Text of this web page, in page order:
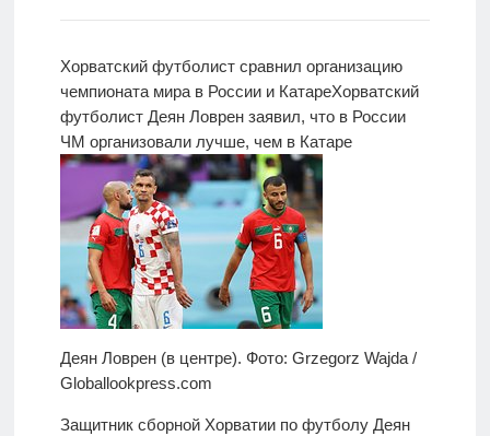
Родителям
О
Версия для
слабовидящих
Хорватский футболист сравнил организацию
чемпионата мира в России и КатареХорватский
футболист Деян Ловрен заявил, что в России
ЧМ организовали лучше, чем в Катаре
Деян Ловрен (в центре). Фото: Grzegorz Wajda /
Globallookpress.com
Защитник сборной Хорватии по футболу Деян